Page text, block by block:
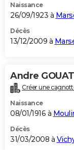
Naissance
26/09/1923 à
Décès
13/12/2009 à
Andre GOUAT
Créer une
Naissance
08/01/1916 à
Décès
31/03/2008 à